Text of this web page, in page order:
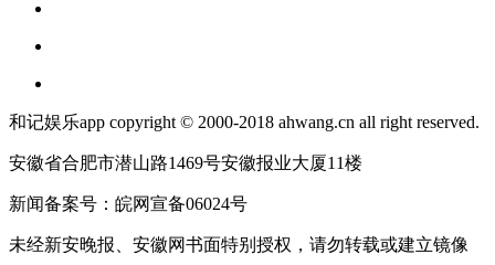
和记娱乐app copyright © 2000-2018 ahwang.cn all right reserved.
安徽省合肥市潜山路1469号安徽报业大厦11楼
新闻备案号：皖网宣备06024号
未经新安晚报、安徽网书面特别授权，请勿转载或建立镜像